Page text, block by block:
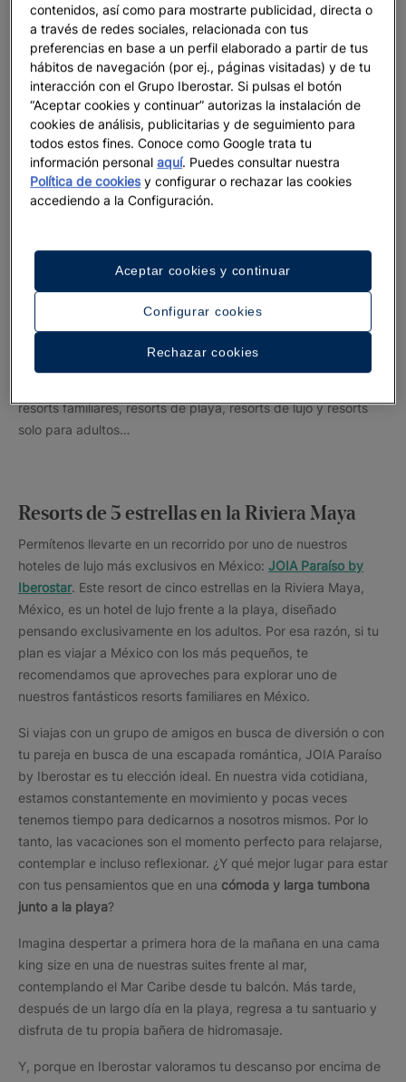
¿Qué ofrecen los resorts de 5 estrellas de
en México de Iberostar?
En Iberostar, sabemos que las vacaciones perfectas no solo
dependen del destino, sino de algo más importante aún, del
alojamiento y el servicio. Por esa razón, te ofrecemos los
También entendemos que las vacaciones perfectas pueden
significar cosas muy diferentes para distintas personas. Para
algunos, las vacaciones significan descanso, paz y
resorts familiares, resorts de playa, resorts de lujo y resorts
solo para adultos…
Resorts de 5 estrellas en la Riviera Maya
Permítenos llevarte en un recorrido por uno de nuestros
hoteles de lujo más exclusivos en México: JOIA Paraíso by
Iberostar. Este resort de cinco estrellas en la Riviera Maya,
México, es un hotel de lujo frente a la playa, diseñado
pensando exclusivamente en los adultos. Por esa razón, si tu
plan es viajar a México con los más pequeños, te
recomendamos que aproveches para explorar uno de
nuestros fantásticos resorts familiares en México.
Si viajas con un grupo de amigos en busca de diversión o con
tu pareja en busca de una escapada romántica, JOIA Paraíso
by Iberostar es tu elección ideal. En nuestra vida cotidiana,
estamos constantemente en movimiento y pocas veces
tenemos tiempo para dedicarnos a nosotros mismos. Por lo
tanto, las vacaciones son el momento perfecto para relajarse,
contemplar e incluso reflexionar. ¿Y qué mejor lugar para estar
con tus pensamientos que en una cómoda y larga tumbona
junto a la playa?
Imagina despertar a primera hora de la mañana en una cama
king size en una de nuestras suites frente al mar,
contemplando el Mar Caribe desde tu balcón. Más tarde,
después de un largo día en la playa, regresa a tu santuario y
disfruta de tu propia bañera de hidromasaje.
Y, porque en Iberostar valoramos tu descanso por encima de
contenidos, así como para mostrarte publicidad, directa o
a través de redes sociales, relacionada con tus
preferencias en base a un perfil elaborado a partir de tus
hábitos de navegación (por ej., páginas visitadas) y de tu
interacción con el Grupo Iberostar. Si pulsas el botón
“Aceptar cookies y continuar” autorizas la instalación de
cookies de análisis, publicitarias y de seguimiento para
todos estos fines. Conoce como Google trata tu
información personalaquí. Puedes consultar nuestra
Política de cookiesy configurar o rechazar las cookies
accediendo a la Configuración.
Configurar cookies
Rechazar cookies
Aceptar cookies y continuar